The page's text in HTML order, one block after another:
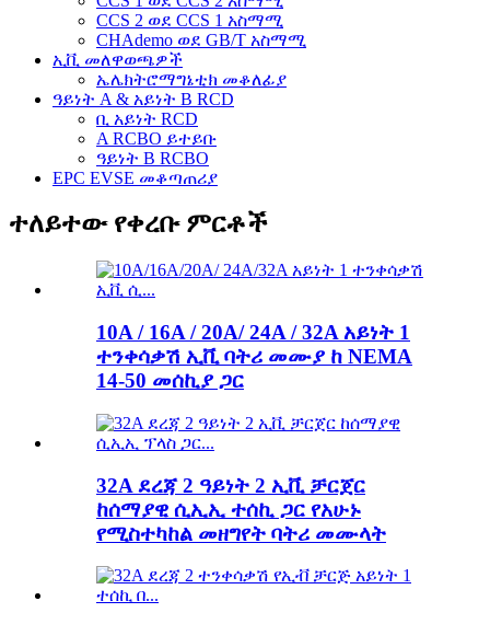
CCS 2 ወደ CCS 1 አስማሚ
CHAdemo ወደ GB/T አስማሚ
ኢቪ መለዋወጫዎች
ኤሌክትሮማግኔቲክ መቆለፊያ
ዓይነት A & አይነት B RCD
ቢ አይነት RCD
A RCBO ይተይቡ
ዓይነት B RCBO
EPC EVSE መቆጣጠሪያ
ተለይተው የቀረቡ ምርቶች
10A / 16A / 20A/ 24A / 32A አይነት 1
ተንቀሳቃሽ ኢቪ ባትሪ መሙያ ከ NEMA
14-50 መሰኪያ ጋር
32A ደረጃ 2 ዓይነት 2 ኢቪ ቻርጀር
ከሰማያዊ ሲኢኢ ተሰኪ ጋር የአሁኑ
የሚስተካከል መዘግየት ባትሪ መሙላት